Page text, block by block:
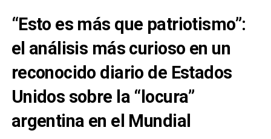
“Esto es más que patriotismo”:
el análisis más curioso en un
reconocido diario de Estados
Unidos sobre la “locura”
argentina en el Mundial